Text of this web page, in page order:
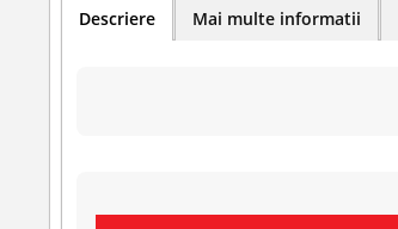
Descriere Mai multe informatii